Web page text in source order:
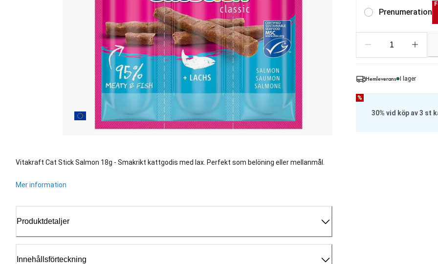
Vitakraft Cat Stick Salmon 18g - Smakrikt kattgodis med lax. Perfekt som belöning eller mellanmål.
Mer information
Produktdetaljer
Innehållsförteckning
Prenumeration
Hemleverans I lager
%
30% vid köp av 3 st